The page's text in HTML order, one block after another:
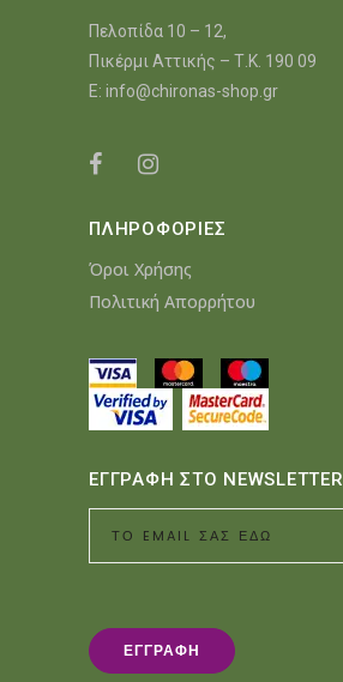
Πελοπίδα 10 – 12,
Πικέρμι Αττικής – Τ.Κ. 190 09
E: info@chironas-shop.gr
ΠΛΗΡΟΦΟΡΙΕΣ
Όροι Χρήσης
Πολιτική Απορρήτου
ΕΓΓΡΑΦΗ ΣΤΟ NEWSLETTER